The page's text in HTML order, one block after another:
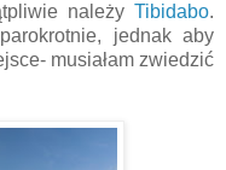
należy Tibidabo.
jednak aby
musiałam zwiedzić